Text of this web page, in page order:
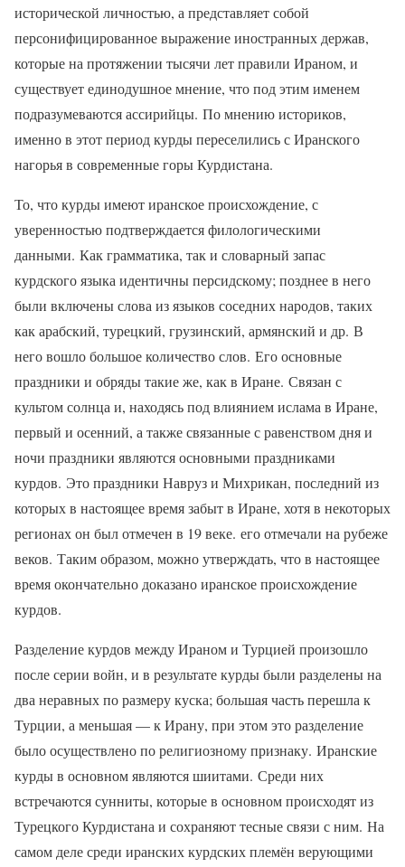
исторической личностью, а представляет собой
персонифицированное выражение иностранных держав,
которые на протяжении тысячи лет правили Ираном, и
существует единодушное мнение, что под этим именем
подразумеваются ассирийцы. По мнению историков,
именно в этот период курды переселились с Иранского
нагорья в современные горы Курдистана.
То, что курды имеют иранское происхождение, с
уверенностью подтверждается филологическими
данными. Как грамматика, так и словарный запас
курдского языка идентичны персидскому; позднее в него
были включены слова из языков соседних народов, таких
как арабский, турецкий, грузинский, армянский и др. В
него вошло большое количество слов. Его основные
праздники и обряды такие же, как в Иране. Связан с
культом солнца и, находясь под влиянием ислама в Иране,
первый и осенний, а также связанные с равенством дня и
ночи праздники являются основными праздниками
курдов. Это праздники Навруз и Михрикан, последний из
которых в настоящее время забыт в Иране, хотя в некоторых
регионах он был отмечен в 19 веке. его отмечали на рубеже
веков. Таким образом, можно утверждать, что в настоящее
время окончательно доказано иранское происхождение
курдов.
Разделение курдов между Ираном и Турцией произошло
после серии войн, и в результате курды были разделены на
два неравных по размеру куска; большая часть перешла к
Турции, а меньшая — к Ирану, при этом это разделение
было осуществлено по религиозному признаку. Иранские
курды в основном являются шиитами. Среди них
встречаются сунниты, которые в основном происходят из
Турецкого Курдистана и сохраняют тесные связи с ним. На
самом деле среди иранских курдских племён верующими